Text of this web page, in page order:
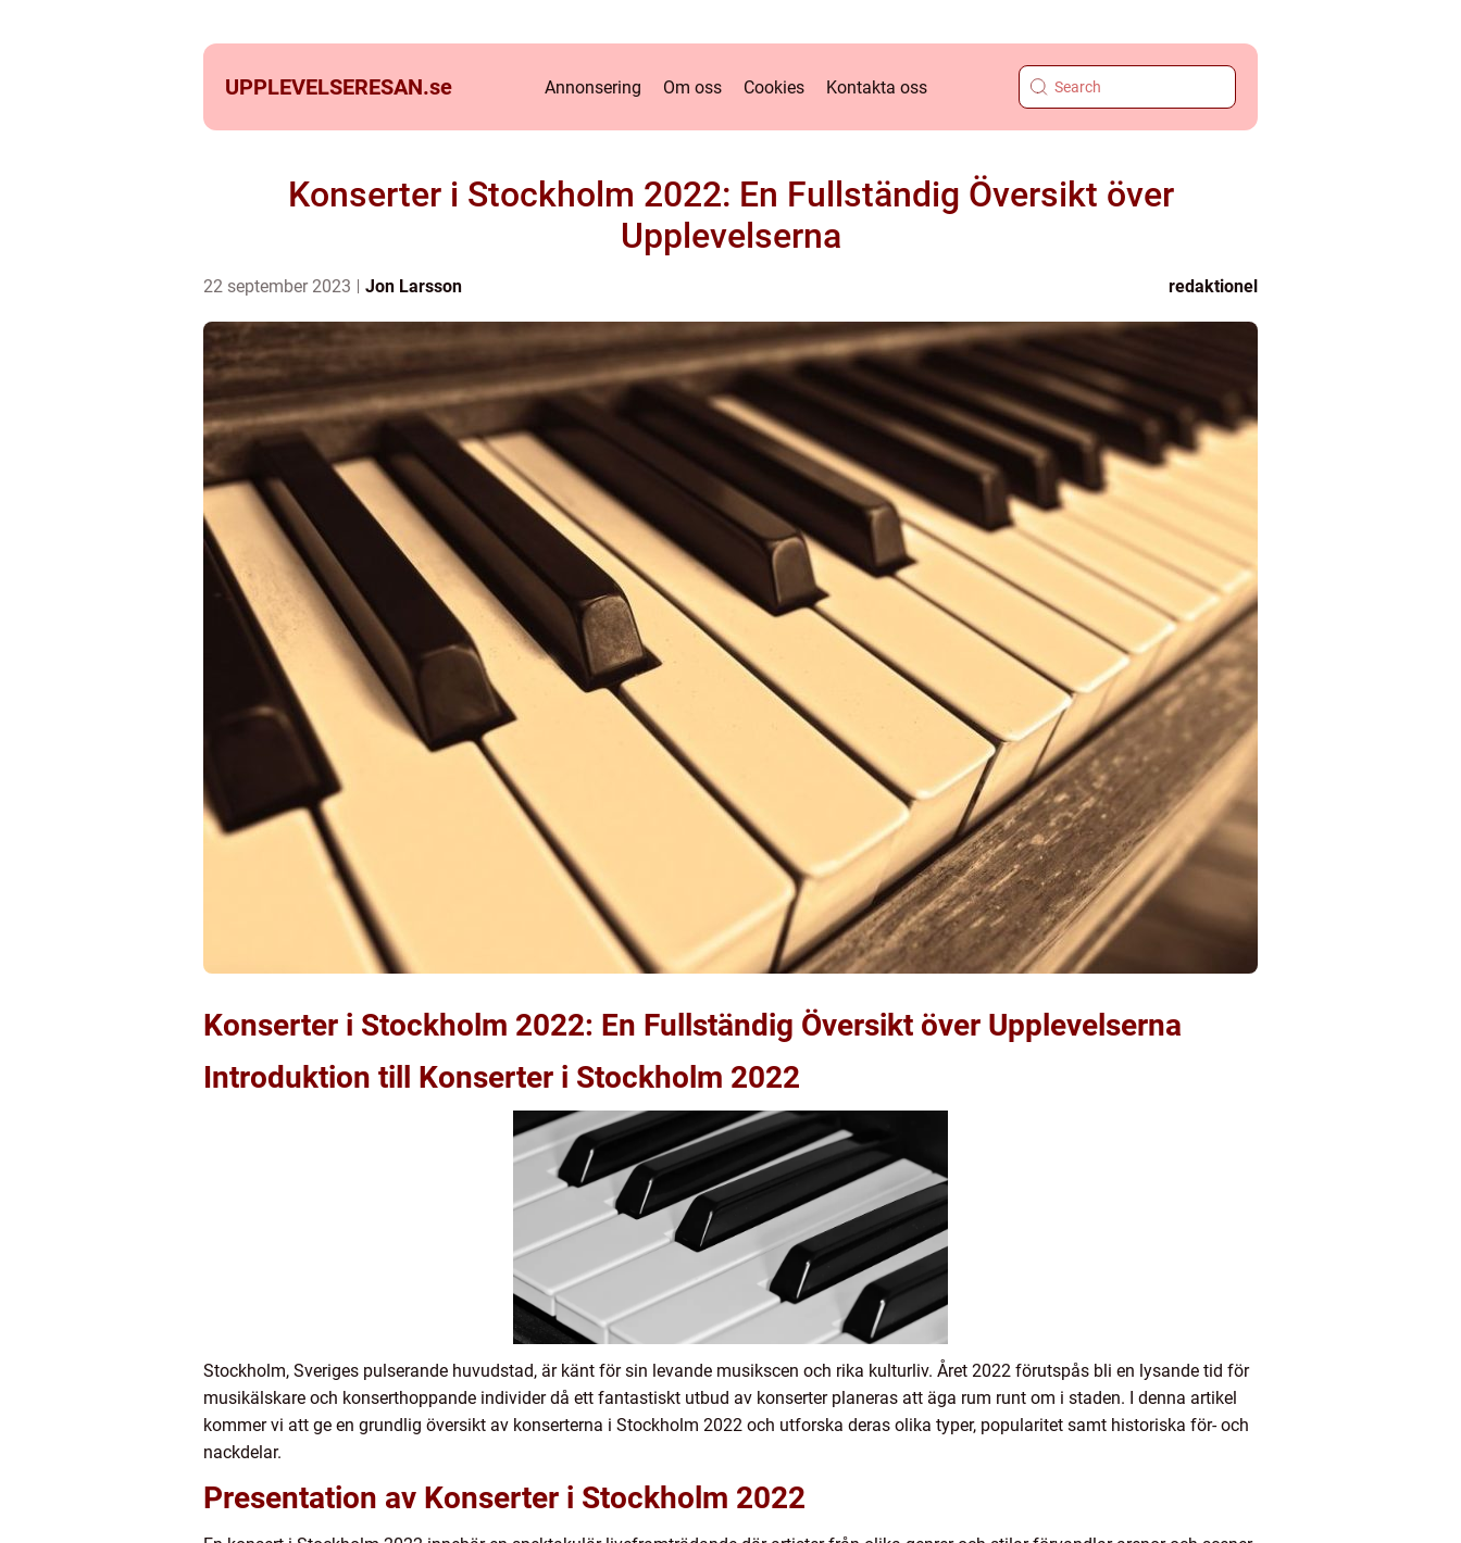
UPPLEVELSERESAN.se Annonsering Om oss Cookies Kontakta oss
Konserter i Stockholm 2022: En Fullständig Översikt över
Upplevelserna
22 september 2023 Jon Larsson redaktionel
Konserter i Stockholm 2022: En Fullständig Översikt över Upplevelserna
Introduktion till Konserter i Stockholm 2022
Stockholm, Sveriges pulserande huvudstad, är känt för sin levande musikscen och rika kulturliv. Året 2022 förutspås bli en lysande tid för
musikälskare och konserthoppande individer då ett fantastiskt utbud av konserter planeras att äga rum runt om i staden. I denna artikel
kommer vi att ge en grundlig översikt av konserterna i Stockholm 2022 och utforska deras olika typer, popularitet samt historiska för- och
nackdelar.
Presentation av Konserter i Stockholm 2022